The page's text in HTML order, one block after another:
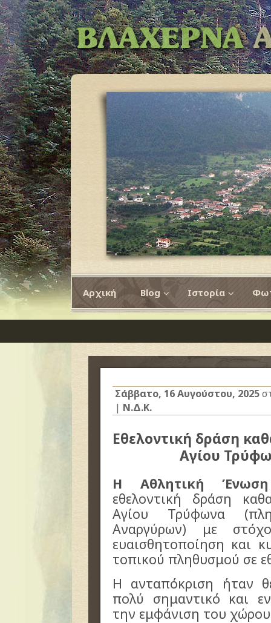
Αρχική Blog Ιστορία
Σάββατο, 16 Αυγούστου, 2025
| Ν.Δ.Κ.
Εθελοντική δράση
Αγίου
Η Αθλητική Ένωση
εθελοντική δράση
Αγίου Τρύφωνα
Αναργύρων) με
ευαισθητοποίηση και
τοπικού πληθυσμού σε
Η ανταπόκριση ήταν
πολύ σημαντικό και
την εμφάνιση του